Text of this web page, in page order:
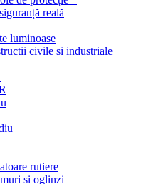
reală
luminoase
civile si industriale
rutiere
si oglinzi